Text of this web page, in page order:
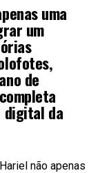
uma
um
de
digital da
não apenas